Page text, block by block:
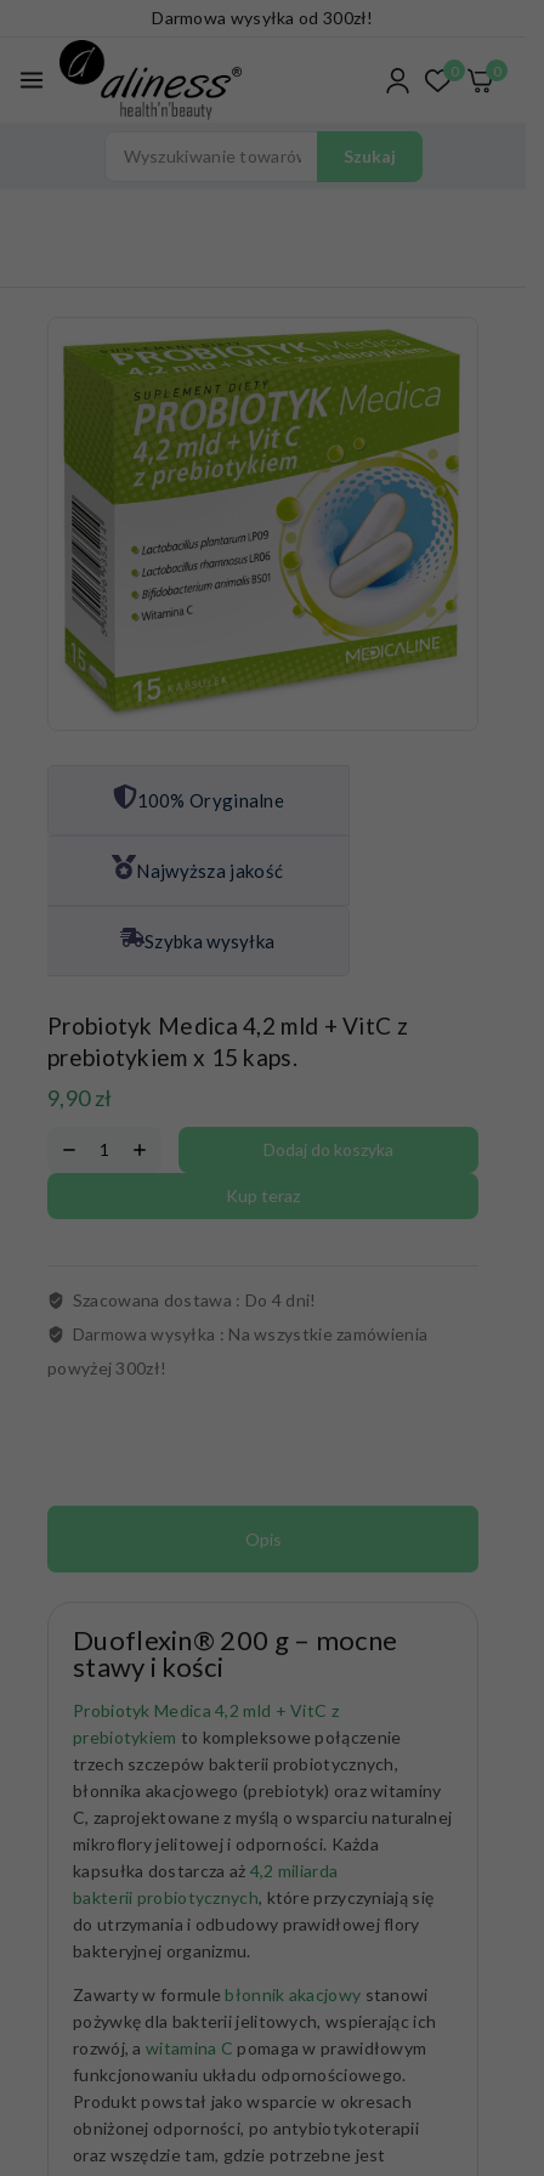
Darmowa wysyłka od 300zł!
0 0
Szukaj
100% Oryginalne
Najwyższa jakość
Szybka wysyłka
Probiotyk Medica 4,2 mld + VitC z
prebiotykiem x 15 kaps.
9,90zł
Dodaj do koszyka
Kup teraz
Szacowana dostawa : Do 4 dni!
Darmowa wysyłka : Na wszystkie zamówienia
powyżej 300zł!
Opis
Duoflexin® 200 g – mocne
stawy i kości
Probiotyk Medica 4,2 mld + VitC z
prebiotykiem to kompleksowe połączenie
trzech szczepów bakterii probiotycznych,
błonnika akacjowego (prebiotyk) oraz witaminy
C, zaprojektowane z myślą o wsparciu naturalnej
mikroflory jelitowej i odporności. Każda
kapsułka dostarcza aż 4,2 miliarda
bakterii probiotycznych, które przyczyniają się
do utrzymania i odbudowy prawidłowej flory
bakteryjnej organizmu.
Zawarty w formule błonnik akacjowy stanowi
pożywkę dla bakterii jelitowych, wspierając ich
rozwój, a witamina C pomaga w prawidłowym
funkcjonowaniu układu odpornościowego.
Produkt powstał jako wsparcie w okresach
obniżonej odporności, po antybiotykoterapii
oraz wszędzie tam, gdzie potrzebne jest